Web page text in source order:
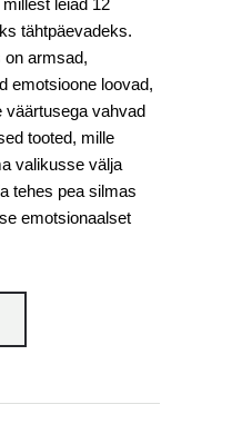
leiad 12
tähtpäevadeks.
on armsad,
emotsioone loovad,
väärtusega vahvad
tooted, mille
valikusse välja
tehes pea silmas
emotsionaalset